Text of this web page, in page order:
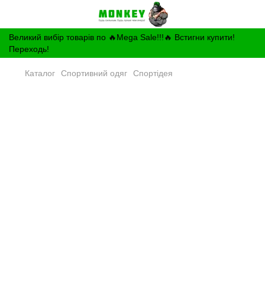
Великий вибір товарів по 🔥Mega Sale!!!🔥 Встигни купити!
Переходь!
Каталог Спортивний одяг Спортідея